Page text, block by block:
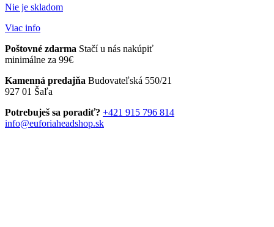
Nie je skladom
Viac info
Poštovné zdarma Stačí u nás nakúpiť
minimálne za 99€
Kamenná predajňa Budovateľská 550/21
927 01 Šaľa
Potrebuješ sa poradiť? +421 915 796 814
info@euforiaheadshop.sk